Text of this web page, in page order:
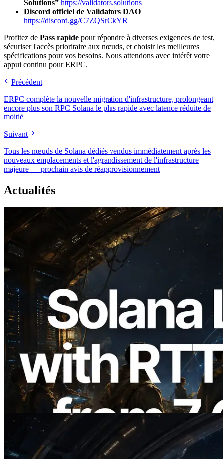
Solutions” https://validators.solutions
Discord officiel de Validators DAO
https://discord.gg/C7ZQSrCkYR
Profitez de Pass rapide pour répondre à diverses exigences de test,
sécuriser l'accès prioritaire aux nœuds, et choisir les meilleures
spécifications pour vos besoins. Nous attendons avec intérêt votre
appui continu pour ERPC.
Précédent
ERPC complète la nouvelle migration d'infrastructure, prolongeant
encore plus son RPC Solana le plus rapide avec latence réduite de
moitié
Suivant
Tous les nœuds de Solana dédiés vendus immédiatement après les
nouveaux emplacements et l'agrandissement de l'infrastructure
majeure — prochain avis de réapprovisionnement
Actualités
2026.08.05
ERPC étend l’API Solana Leader Slot
avec la mesure du ping depuis 7 régions
du monde — l’API Validators
Information est également lancée